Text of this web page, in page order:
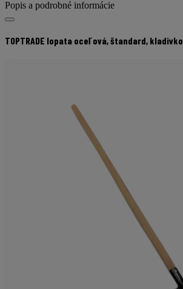
stránku.
Popis a podrobné informácie
TOPTRADE lopata oceľová, štandard,